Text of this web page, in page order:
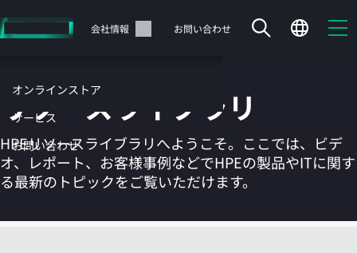
イ
テ
ツ
に
ス
ッ
会社情報 お問い合わせ
オンラインストア
サービス
お問い合わせ
カートは空です
リソースライブラリ
HPEリソースライブラリへようこそ。ここでは、ビデ
オ、レポート、お客様事例などでHPEの製品やITに関す
る最新のトピックをご覧いただけます。